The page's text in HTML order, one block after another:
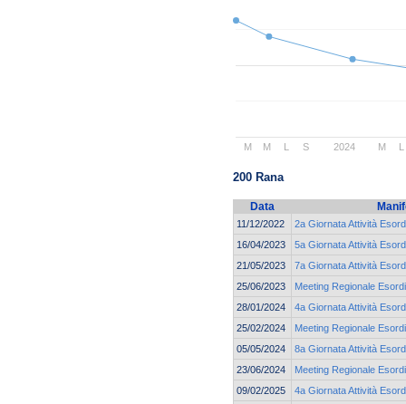
2024
M M L S M L
200 Rana
Data
11/12/2022
2a Giornata Attività
16/04/2023
5a Giornata Attività
21/05/2023
7a Giornata Attività
25/06/2023
Meeting Regionale
28/01/2024
4a Giornata Attività
25/02/2024
Meeting Regionale
05/05/2024
8a Giornata Attività
23/06/2024
Meeting Regionale
09/02/2025
4a Giornata Attività